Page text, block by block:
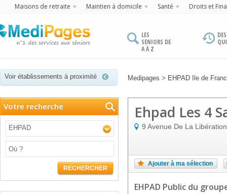
Maisons de retraite Maintien à domicile Santé Droits et
LES
SENIORS DE
A À Z
Voir établissements à proximité Medipages > EHPAD Ile de
Votre recherche
EHPAD
RECHERCHER
Ehpad Les 4
9 Avenue De La Libération
Ajouter à ma sélection
EHPAD Public du